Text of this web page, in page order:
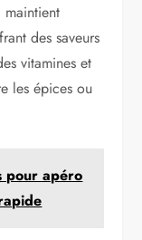
des saveurs
vitamines et
les épices ou
pour apéro